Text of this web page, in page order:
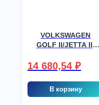
VOLKSWAGEN
GOLF II/JETTA II,
14 680,54 ₽
В корзину